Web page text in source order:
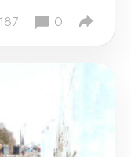
187 0